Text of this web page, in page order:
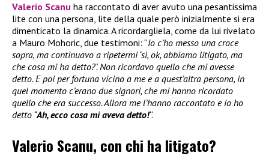
Valerio Scanu ha raccontato di aver avuto una pesantissima
lite con una persona, lite della quale però inizialmente si era
dimenticato la dinamica. A ricordargliela, come da lui rivelato
a Mauro Mohoric, due testimoni: “Io c’ho messo una croce
sopra, ma continuavo a ripetermi ‘sì, ok, abbiamo litigato, ma
che cosa mi ha detto?’. Non ricordavo quello che mi avesse
detto. E poi per fortuna vicino a me e a quest’altra persona, in
quel momento c’erano due signori, che mi hanno ricordato
quello che era successo. Allora me l’hanno raccontato e io ho
detto “Ah, ecco cosa mi aveva detto!“.
Valerio Scanu, con chi ha litigato?